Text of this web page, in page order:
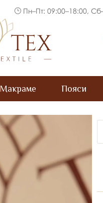
Пн–Пт: 09:00–18:00,
Макраме Пояси